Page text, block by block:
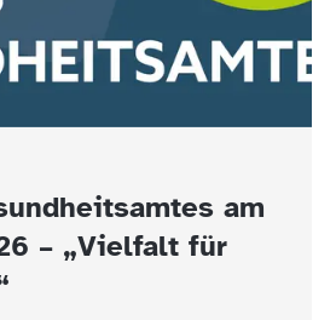
am
– „Vielfalt für